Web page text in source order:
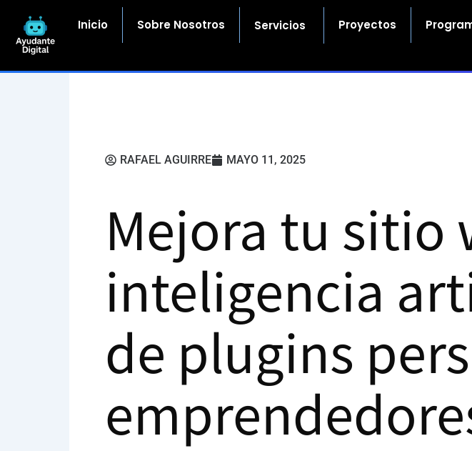
contenido
Inicio Sobre Nosotros Servicios Proyectos
RAFAEL AGUIRRE MAYO 11, 2025
Mejora tu sitio
inteligencia
de plugins